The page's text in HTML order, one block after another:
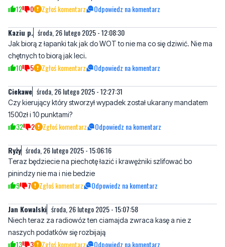
Jak biorą z łapanki tak jak do WOT to nie ma co się dziwić. Nie ma
10 5 Zgłoś komentarz Odpowiedz na komentarz
Ciekawe środa, 26 lutego 2025 - 12:27:31
Czy kierujący który stworzył wypadek został ukarany mandatem
32 2 Zgłoś komentarz Odpowiedz na komentarz
Ryży środa, 26 lutego 2025 - 15:06:16
Teraz będziecie na piechotę łazić i krawężniki szlifować bo
9 7 Zgłoś komentarz Odpowiedz na komentarz
Jan Kowalski środa, 26 lutego 2025 - 15:07:58
Niech teraz za radiowóz ten ciamajda zwraca kasę a nie z
13 3 Zgłoś komentarz Odpowiedz na komentarz
Mario piątek, 28 lutego 2025 - 13:12:28
wam to z tej nienawiści do wszystkiego już rozum odebrało. O